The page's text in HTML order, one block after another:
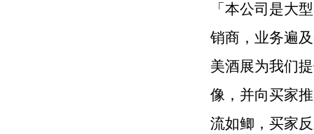
「本公司是大
销商，业务遍
美酒展为我们
像，并向买家
流如鲫，买家